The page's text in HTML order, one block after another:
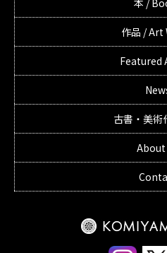
作品 / Art
Featured
古書・美術
About